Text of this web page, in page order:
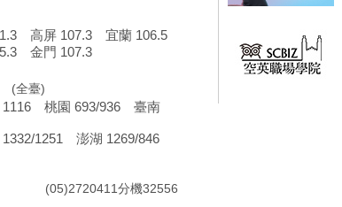
高屏 107.3 宜蘭 106.5
金門 107.3
(全臺)
桃園 693/936 臺南
1251 澎湖 1269/846
(05)2720411分機32556